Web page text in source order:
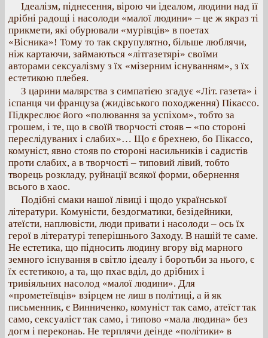
Ідеалізм, піднесення, вірою чи ідеалом, людини над її
дрібні радощі і насолоди «малої людини» – це ж якраз ті
прикмети, які обурювали «мурівців» в поетах
«Вісника»! Тому то так скрупулятно, більше люблячи,
ніж картаючи, займаються «літгазетярі» своїми
авторами сексуалізму з їх «мізерним існуванням», з їх
естетикою плебея.
З царини малярства з симпатією згадує «Літ. газета» і
іспанця чи француза (жидівського походження) Пікассо.
Підкреслює його «полювання за успіхом», тобто за
грошем, і те, що в своїй творчості стояв – «по стороні
переслідуваних і слабих»… Що є брехнею, бо Пікассо,
комуніст, явно стояв по стороні насильників і садистів
проти слабих, а в творчості – типовий лівий, тобто
творець розкладу, руйнації всякої форми, обернення
всього в хаос.
Подібні смаки нашої лівиці і щодо української
літератури. Комуністи, бездогматики, безідейники,
атеїсти, наплювісти, люди привати і насолоди – ось їх
герої в літературі теперішнього Заходу. В нашій те саме.
Не естетика, що підносить людину вгору від марного
земного існування в світло ідеалу і боротьби за нього, є
їх естетикою, а та, що пхає вділ, до дрібних і
тривіяльних насолод «малої людини». Для
«прометеївців» взірцем не лиш в політиці, а й як
письменник, є Винниченко, комуніст так само, атеїст так
само, сексуаліст так само, і типово «мала людина» без
догм і переконаь. Не терплячи деінде «політики» в